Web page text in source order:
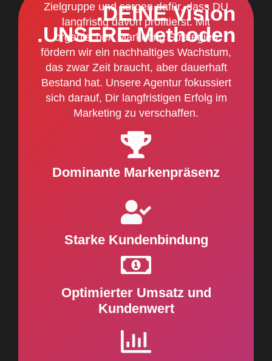
.DEINE Vision
.UNSERE Methoden
Zielgruppe und sorgen dafür, dass DU
langfristig davon profitierst. Mit
organischen Marketing Strategien
fördern wir ein nachhaltiges Wachstum,
das zwar Zeit braucht, aber dauerhaft
Bestand hat. Unsere Agentur fokussiert
sich darauf, Dir langfristigen Erfolg im
Marketing zu verschaffen.
Dominante Markenpräsenz
Starke Kundenbindung
Optimierter Umsatz und
Kundenwert